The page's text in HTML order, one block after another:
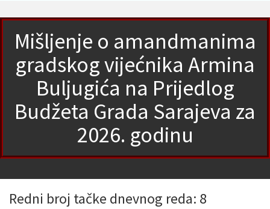
Mišljenje o amandmanima
gradskog vijećnika Armina
Buljugića na Prijedlog
Budžeta Grada Sarajeva za
2026. godinu
Redni broj tačke dnevnog reda: 8